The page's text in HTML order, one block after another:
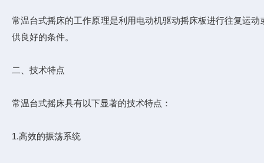
常温台式摇床的工作原理是利用电动机驱动摇床板进行往复运
供良好的条件。
二、技术特点
常温台式摇床具有以下显著的技术特点：
1.高效的振荡系统